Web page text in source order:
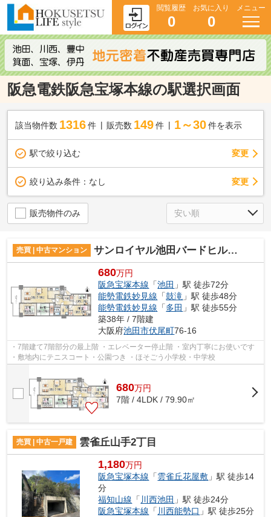
閲覧履歴
0
お気に入り
0
メニュー
阪急電鉄阪急宝塚本線の駅選択画面
該当物件数 1316件 販売数 149 件 1～30 件を表示
駅で絞り込む 変更
絞り込み条件： なし 変更
販売物件のみ
売買 | 中古マンション サンロイヤル池田バードヒル壱号館
680万円
阪急宝塚本線 「池田 」駅 徒歩72分
能勢電鉄妙見線 「鼓滝 」駅 徒歩48分
能勢電鉄妙見線 「多田 」駅 徒歩55分
築38年 / 7階建
大阪府池田市伏尾町76-16
・7階建て7階部分の最上階 ・エレベーター停止階 ・室内丁寧にお使いです
・敷地内にテニスコート・公園つき ・ほそごう小学校・中学校
680万円
7階 / 4LDK / 79.90㎡
売買 | 中古一戸建 雲雀丘山手2丁目
1,180万円
阪急宝塚本線 「雲雀丘花屋敷 」駅 徒歩14
分
福知山線 「 川西池田 」駅 徒歩24分
阪急宝塚本線 「 川西能勢口 」駅 徒歩25分